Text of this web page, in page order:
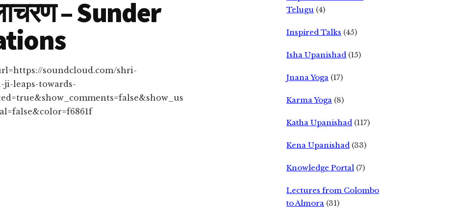
– Sunder
soundcloud.com/shri-
ji-leaps-towards-
Telugu (4)
Inspired Talks (45)
Isha Upanishad (15)
Jnana Yoga (17)
Karma Yoga (8)
Katha Upanishad (117)
Kena Upanishad (33)
Knowledge Portal (7)
Lectures from Colombo
to Almora (31)